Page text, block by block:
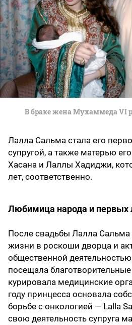
В браке жена Мухаммеда VI
Лалла Сальма стала его
супругой, а также матерью
Хасана и Лаллы Хадиджи,
лет, соответственно.
Любимица народа и первых
После свадьбы Лалла Сальма
жизни в роскоши дворца и
общественной
посещала
курировала медицинские
году принцесса основала
борьбе с онкологией — Lalla
свою деятельность супруга